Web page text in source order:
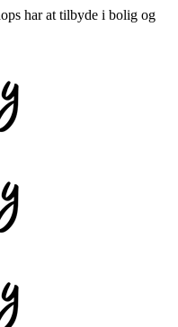
har at tilbyde i bolig og